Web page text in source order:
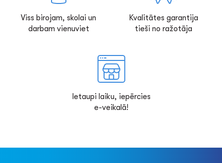
Viss birojam, skolai un
darbam vienuviet
Kvalitātes garantija
tieši no ražotāja
Ietaupi laiku, iepērcies
e-veikalā!